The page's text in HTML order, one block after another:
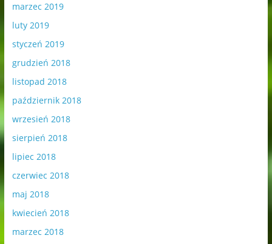
marzec 2019
luty 2019
styczeń 2019
grudzień 2018
listopad 2018
październik 2018
wrzesień 2018
sierpień 2018
lipiec 2018
czerwiec 2018
maj 2018
kwiecień 2018
marzec 2018